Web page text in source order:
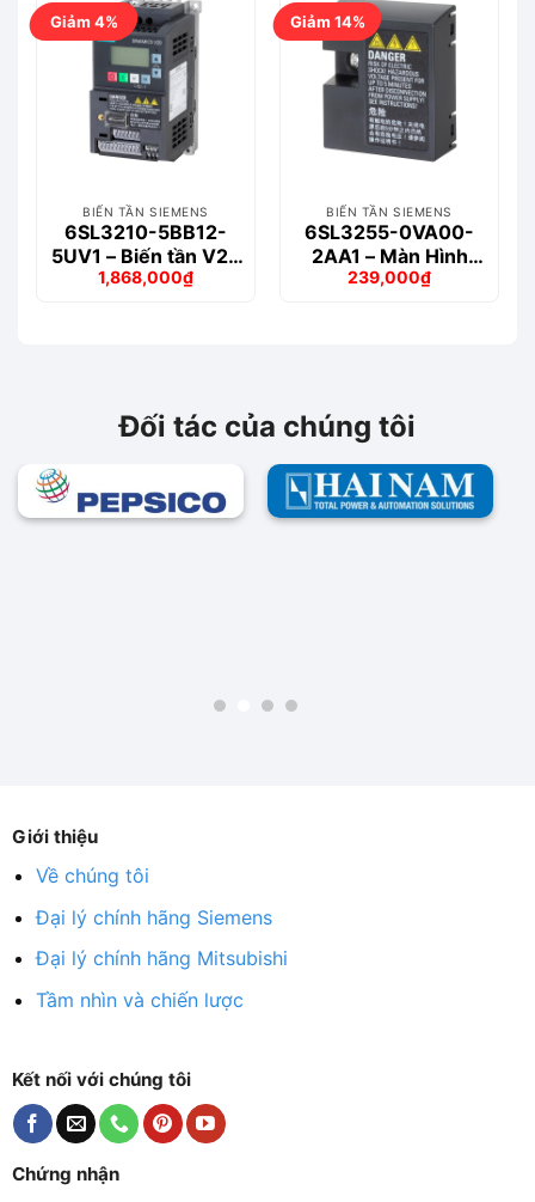
Giảm 4%
BIẾN TẦN SIEMENS
6SL3210-5BB12-
5UV1 – Biến tần V20
1-phase 0.25kW
Giá
1,868,000₫
Giá
Giảm 14%
BIẾN TẦN SIEMENS
6SL3255-0VA00-
2AA1 – Màn Hình
BOP V20
Giá
239,000₫
Giá
Đối tác của chúng tôi
Giới thiệu
Về chúng tôi
Đại lý chính hãng Siemens
Đại lý chính hãng Mitsubishi
Tầm nhìn và chiến lược
Kết nối với chúng tôi
Chứng nhận